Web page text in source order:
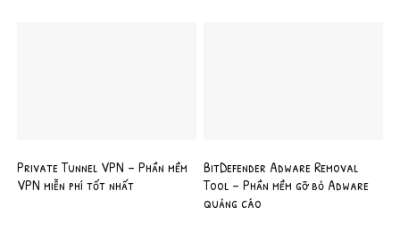
Private Tunnel VPN – Phần mềm
VPN miễn phí tốt nhất
BitDefender Adware Removal
Tool – Phần mềm gỡ bỏ Adware
quảng cáo